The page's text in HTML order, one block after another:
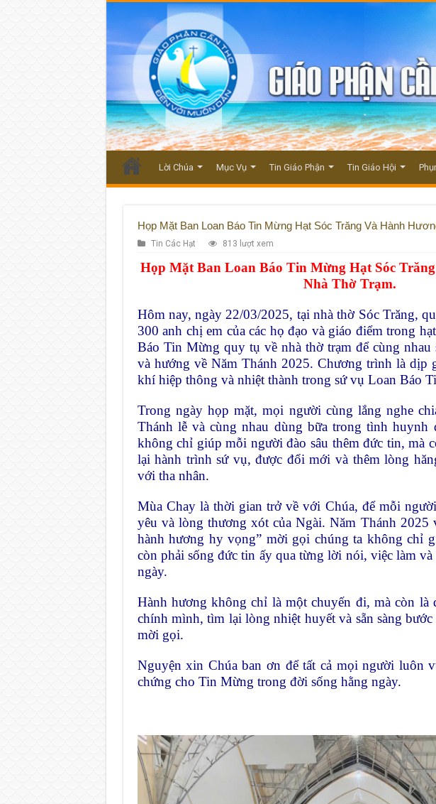
Lời Chúa Mục Vụ Tin Giáo Phận Tin Giáo Hội
Họp Mặt Ban Loan Báo Tin Mừng Hạt Sóc Trăng Và Hành
Tin Các Hạt 813 lượt xem
Họp Mặt Ban Loan Báo Tin Mừng Hạt Sóc
Nhà Thờ Trạm.
Hôm nay, ngày 22/03/2025, tại nhà thờ Sóc Trăng,
300 anh chị em của các họ đạo và giáo điểm trong
Báo Tin Mừng quy tụ về nhà thờ trạm để cùng
và hướng về Năm Thánh 2025. Chương trình là dịp
khí hiệp thông và nhiệt thành trong sứ vụ Loan Báo
Trong ngày họp mặt, mọi người cùng lắng nghe
Thánh lễ và cùng nhau dùng bữa trong tình huynh
không chỉ giúp mỗi người đào sâu thêm đức tin, mà
lại hành trình sứ vụ, được đổi mới và thêm lòng
với tha nhân.
Mùa Chay là thời gian trở về với Chúa, để mỗi
yêu và lòng thương xót của Ngài. Năm Thánh 2025
hành hương hy vọng” mời gọi chúng ta không chỉ
còn phải sống đức tin ấy qua từng lời nói, việc làm
ngày.
Hành hương không chỉ là một chuyến đi, mà còn
chính mình, tìm lại lòng nhiệt huyết và sẵn sàng
mời gọi.
Nguyện xin Chúa ban ơn để tất cả mọi người luôn
chứng cho Tin Mừng trong đời sống hằng ngày.